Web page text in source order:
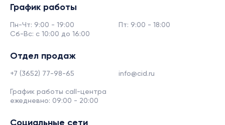
График работы
Пн-Чт: 9:00 - 19:00
Пт: 9:00 - 18:00
Сб-Вс: с 10:00 до 16:00
Отдел продаж
+7 (3652) 77-98-65 info@cid.ru
График работы call-центра
ежедневно: 09:00 - 20:00
Социальные сети